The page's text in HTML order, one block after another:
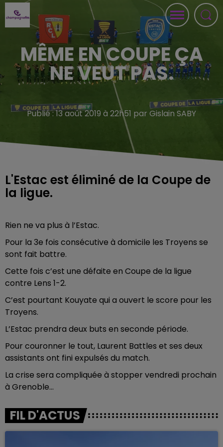
MÊME EN COUPE ÇA
NE VEUT PAS.
Publié : 13 août 2019 à 22h51 par Gislain SABY
L'Estac est éliminé de la Coupe de
la ligue.
Rien ne va plus à l’Estac.
Pour la 3e fois consécutive à domicile les Troyens se
sont fait battre.
Cette fois c’est une défaite en Coupe de la ligue
contre Lens 1-2.
C’est pourtant Kouyate qui a ouvert le score pour les
Troyens.
L’Estac prendra deux buts en seconde période.
Pour couronner le tout, Laurent Battles et ses deux
assistants ont fini expulsés du match.
La crise sera compliquée à stopper vendredi prochain
à Grenoble...
FIL D'ACTUS